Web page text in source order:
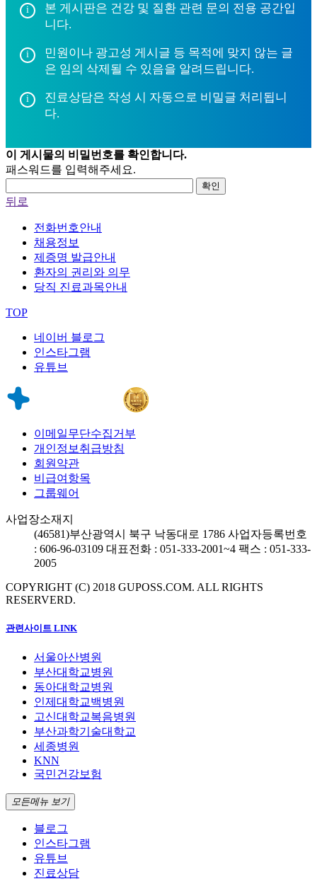
본 게시판은 건강 및 질환 관련 문의 전용 공간입
니다.
민원이나 광고성 게시글 등 목적에 맞지 않는 글
은 임의 삭제될 수 있음을 알려드립니다.
진료상담은 작성 시 자동으로 비밀글 처리됩니
다.
이 게시물의 비밀번호를 확인합니다.
패스워드를 입력해주세요.
확인
뒤로
전화번호안내
채용정보
제증명 발급안내
환자의 권리와 의무
당직 진료과목안내
TOP
네이버 블로그
인스타그램
유튜브
이메일무단수집거부
개인정보취급방침
회원약관
비급여항목
그룹웨어
사업장소재지
(46581)부산광역시 북구 낙동대로 1786 사업자등록번호
: 606-96-03109 대표전화 : 051-333-2001~4 팩스 : 051-333-
2005
COPYRIGHT (C) 2018 GUPOSS.COM. ALL RIGHTS
RESERVERD.
관련사이트 LINK
서울아산병원
부산대학교병원
동아대학교병원
인제대학교백병원
고신대학교복음병원
부산과학기술대학교
세종병원
KNN
국민건강보험
모든메뉴 보기
블로그
인스타그램
유튜브
진료상담